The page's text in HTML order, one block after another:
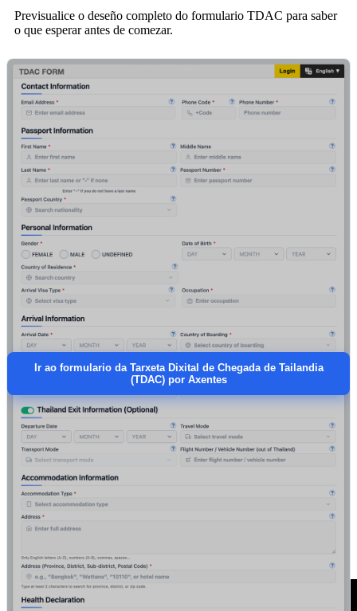
Previsualice o deseño completo do formulario TDAC para saber
o que esperar antes de comezar.
Ir ao formulario da Tarxeta Dixital de Chegada de Tailandia
(TDAC) por Axentes